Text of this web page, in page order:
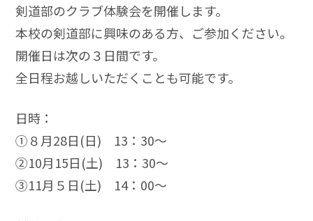
剣道部のクラブ体験会を開催します。
本校の剣道部に興味のある方、ご参加ください。
開催日は次の３日間です。
全日程お越しいただくことも可能です。
日時：
➀８月28日(日) 13：30～
➁10月15日(土) 13：30～
➂11月５日(土) 14：00～